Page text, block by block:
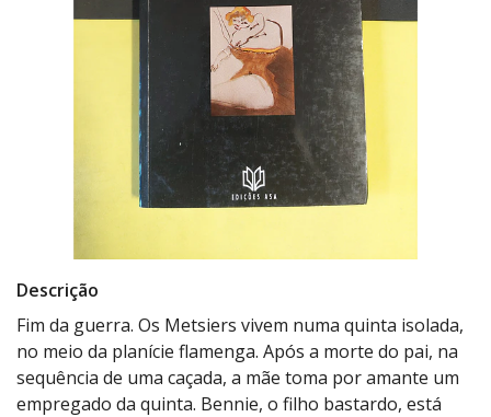
Descrição
Fim da guerra. Os Metsiers vivem numa quinta isolada,
no meio da planície flamenga. Após a morte do pai, na
sequência de uma caçada, a mãe toma por amante um
empregado da quinta. Bennie, o filho bastardo, está